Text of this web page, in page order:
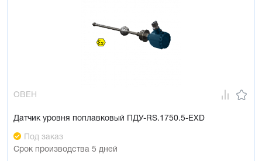
ОВЕН
Датчик уровня поплавковый ПДУ-RS.1750.5-ЕХD
Под заказ
Срок производства 5 дней